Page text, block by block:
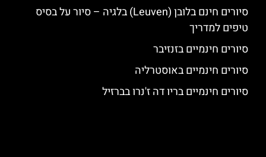
סיורים חינם בלובן (Leuven) בלגיה – סיור על בסיס
טיפים למדריך
סיורים חינמיים בזנזיבר
סיורים חינמיים באוסטרליה
סיורים חינמיים בריו דה ז'נרו בברזיל